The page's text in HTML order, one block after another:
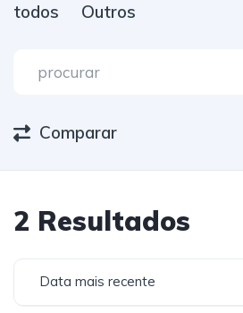
todos Outros
Comparar
2 Resultados
Data mais recente